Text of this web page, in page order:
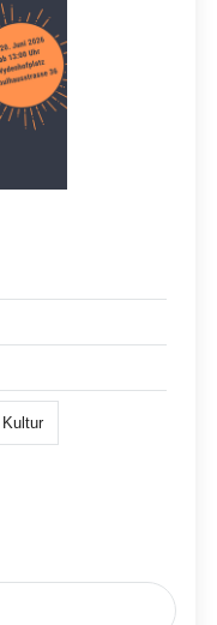
Kultur